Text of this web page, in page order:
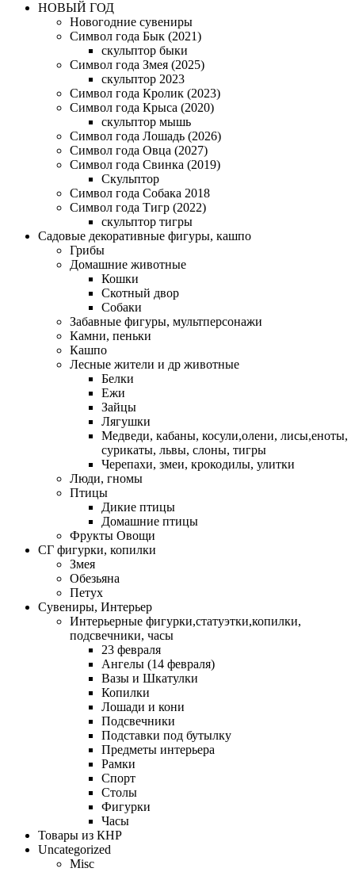
НОВЫЙ ГОД
Новогодние сувениры
Символ года Бык (2021)
скульптор быки
Символ года Змея (2025)
скульптор 2023
Символ года Кролик (2023)
Символ года Крыса (2020)
скульптор мышь
Символ года Лошадь (2026)
Символ года Овца (2027)
Символ года Свинка (2019)
Скульптор
Символ года Собака 2018
Символ года Тигр (2022)
скульптор тигры
Садовые декоративные фигуры, кашпо
Грибы
Домашние животные
Кошки
Скотный двор
Собаки
Забавные фигуры, мультперсонажи
Камни, пеньки
Кашпо
Лесные жители и др животные
Белки
Ежи
Зайцы
Лягушки
Медведи, кабаны, косули,олени, лисы,еноты,
сурикаты, львы, слоны, тигры
Черепахи, змеи, крокодилы, улитки
Люди, гномы
Птицы
Дикие птицы
Домашние птицы
Фрукты Овощи
СГ фигурки, копилки
Змея
Обезьяна
Петух
Сувениры, Интерьер
Интерьерные фигурки,статуэтки,копилки,
подсвечники, часы
23 февраля
Ангелы (14 февраля)
Вазы и Шкатулки
Копилки
Лошади и кони
Подсвечники
Подставки под бутылку
Предметы интерьера
Рамки
Спорт
Столы
Фигурки
Часы
Товары из КНР
Uncategorized
Misc